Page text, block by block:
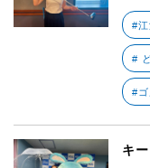
#
#
#ゴ
キ